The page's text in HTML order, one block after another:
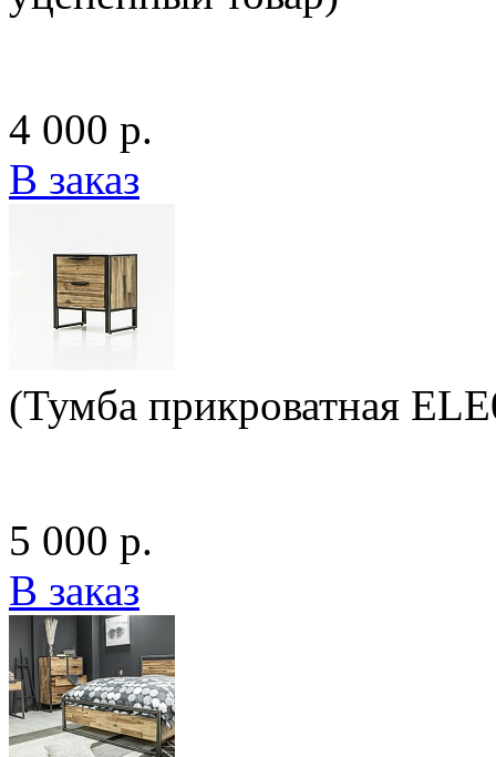
4 000 р.
В заказ
(Тумба прикроватная
5 000 р.
В заказ